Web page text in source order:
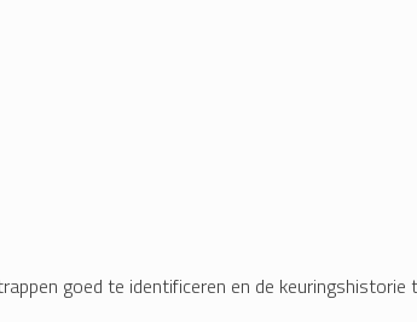
goed te identificeren en de keuringshistorie